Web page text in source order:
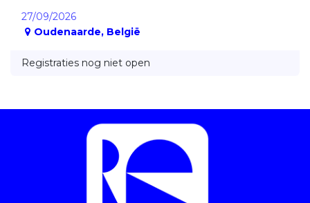
27/09/2026
Oudenaarde, België
Registraties nog niet open